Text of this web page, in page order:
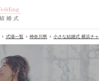
式場一覧 神奈川県 小さな結婚式 横浜チ